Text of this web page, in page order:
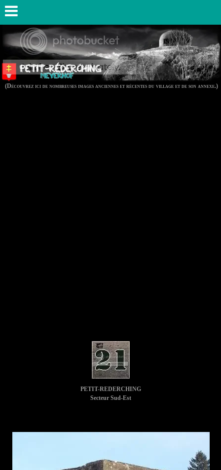
(Découvrez ici de nombreuses images anciennes et récentes du village et de son annexe.)
PETIT-REDERCHING
Secteur Sud-Est